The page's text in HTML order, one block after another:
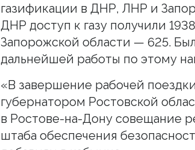
газификации в ДНР, ЛНР и
ДНР доступ к газу получили
Запорожской области — 625.
дальнейшей работы по этому
«В завершение рабочей
губернатором Ростовской
в Ростове-на-Дону совещание
штаба обеспечения